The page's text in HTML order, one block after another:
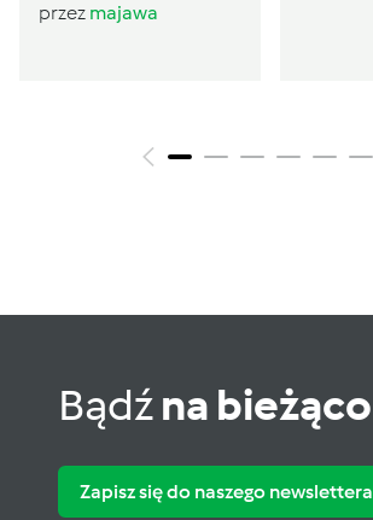
przez majawa
Bądźna bieżąco
Zapisz się do naszego newslettera